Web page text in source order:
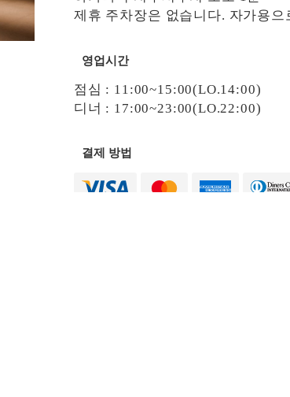
제휴 주차장은 없습니다. 자가용
영업시간
점심 : 11:00~15:00(LO.14:00)
디너 : 17:00~23:00(LO.22:00)
결제 방법